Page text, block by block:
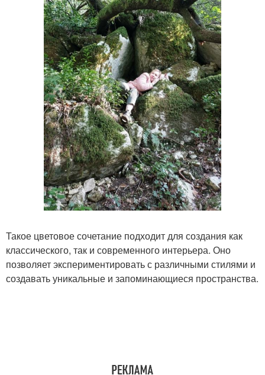
Такое цветовое сочетание подходит для создания как
классического, так и современного интерьера. Оно
позволяет экспериментировать с различными стилями и
создавать уникальные и запоминающиеся пространства.